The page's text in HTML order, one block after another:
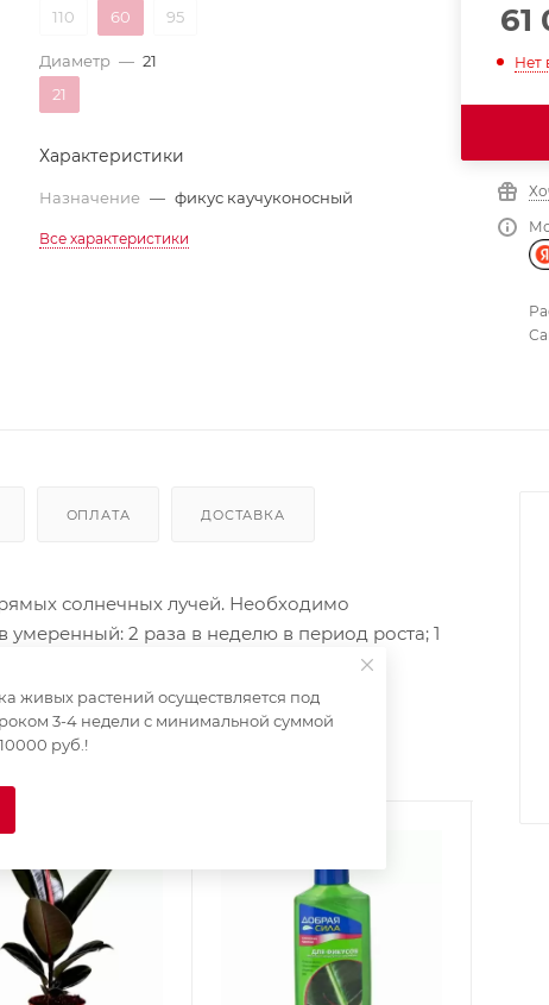
110
60 95
Диаметр — 21
21
Характеристики
Назначение — фикус каучуконосный
Все характеристики
61
Нет
ОПЛАТА ДОСТАВКА
солнечных лучей. Необходимо
умеренный: 2 раза в неделю в период роста; 1
живых растений осуществляется под
3-4 недели с минимальной суммой
руб.!